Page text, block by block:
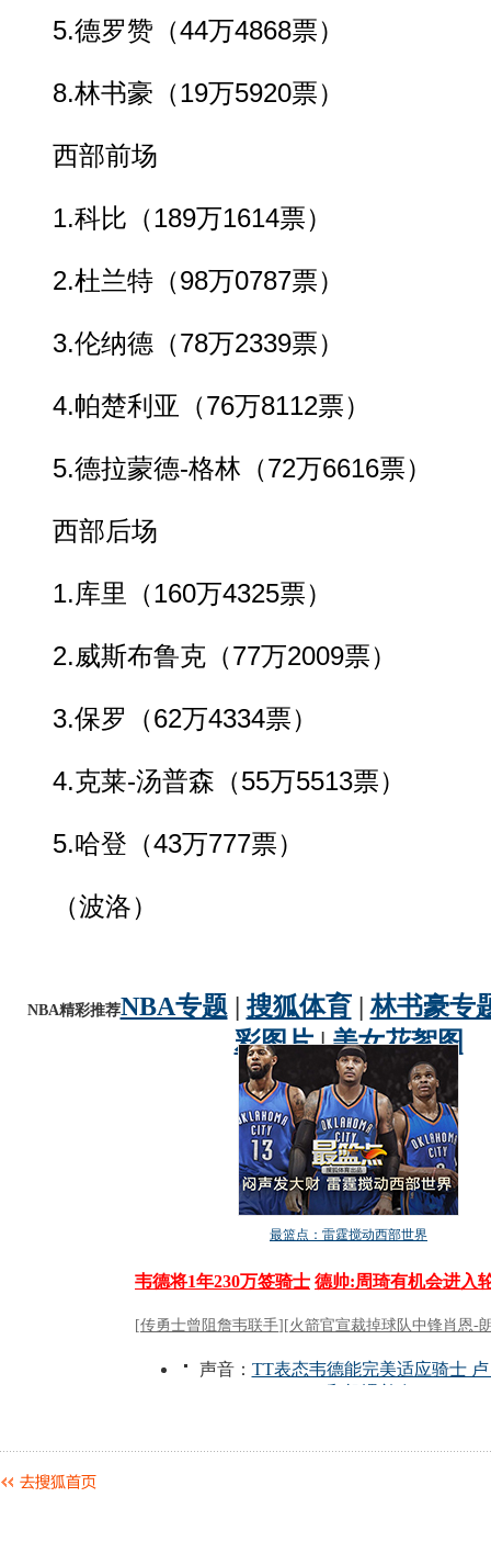
5.德罗赞（44万4868票）
8.林书豪（19万5920票）
西部前场
1.科比（189万1614票）
2.杜兰特（98万0787票）
3.伦纳德（78万2339票）
4.帕楚利亚（76万8112票）
5.德拉蒙德-格林（72万6616票）
西部后场
1.库里（160万4325票）
2.威斯布鲁克（77万2009票）
3.保罗（62万4334票）
4.克莱-汤普森（55万5513票）
5.哈登（43万777票）
（波洛）